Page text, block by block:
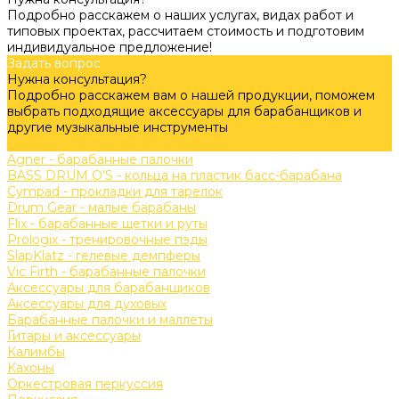
Подробно расскажем о наших услугах, видах работ и
типовых проектах, рассчитаем стоимость и подготовим
индивидуальное предложение!
Задать вопрос
Нужна консультация?
Подробно расскажем вам о нашей продукции, поможем
выбрать подходящие аксессуары для барабанщиков и
другие музыкальные инструменты
Agner - барабанные палочки
BASS DRUM O’S - кольца на пластик басс-барабана
Cympad - прокладки для тарелок
Drum Gear - малые барабаны
Flix - барабанные щетки и руты
Prologix - тренировочные пэды
SlapKlatz - гелевые демпферы
Vic Firth - барабанные палочки
Аксессуары для барабанщиков
Аксессуары для духовых
Барабанные палочки и маллеты
Гитары и аксессуары
Калимбы
Кахоны
Оркестровая перкуссия